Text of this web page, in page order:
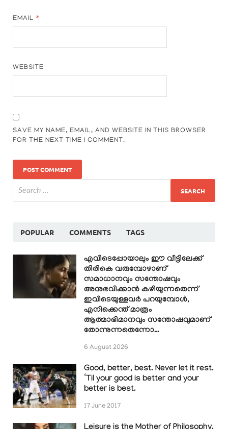
EMAIL*
WEBSITE
SAVE MY NAME, EMAIL, AND WEBSITE IN THIS BROWSER
FOR THE NEXT TIME I COMMENT.
POPULAR COMMENTS TAGS
എവിടെപ്പോയാലും ഈ വീട്ടിലേക്ക്
തിരികെ വരുമ്പോഴാണ്
സമാധാനവും സന്തോഷവും
അനുഭവിക്കാൻ കഴിയുന്നതെന്ന്
ഇവിടെയുള്ളവർ പറയുമ്പോൾ,
എനിക്കെന്ത് മാത്രം
ആത്മാഭിമാനവും സന്തോഷവുമാണ്
തോന്നുന്നതെന്നോ…
6 August 2026
Good, better, best. Never let it rest.
‘Til your good is better and your
better is best.
17 June 2017